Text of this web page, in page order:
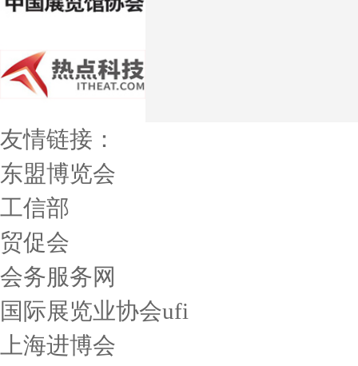
友情链接：
东盟博览会
工信部
贸促会
会务服务网
国际展览业协会ufi
上海进博会